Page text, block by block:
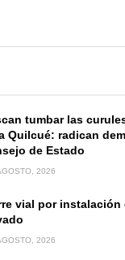
tumbar las
Quilcué: radican
de Estado
2026
vial por instalación
2026